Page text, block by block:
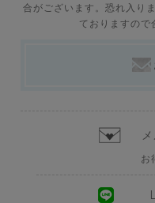
合がございます。恐れ入り
ておりますので
お